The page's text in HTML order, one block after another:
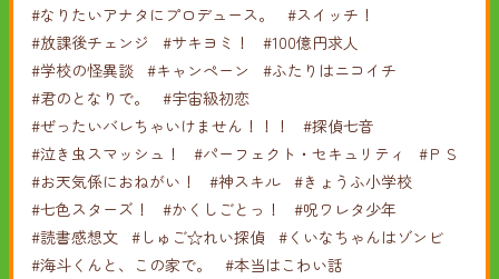
#なりたいアナタにプロデュース。
#スイッチ！
#放課後チェンジ
#サキヨミ！
#100億円求人
#学校の怪異談 #キャンペーン
#ふたりはニコイチ
#君のとなりで。
#宇宙級初恋
#ぜったいバレちゃいけません！！！
#探偵七音
#泣き虫スマッシュ！
#パーフェクト・セキュリティ
#ＰＳ
#お天気係におねがい！
#神スキル #きょうふ小学校
#七色スターズ！
#かくしごとっ！
#呪ワレタ少年
#読書感想文
#しゅご☆れい探偵 #くいなちゃんはゾンビ
#海斗くんと、この家で。
#本当はこわい話